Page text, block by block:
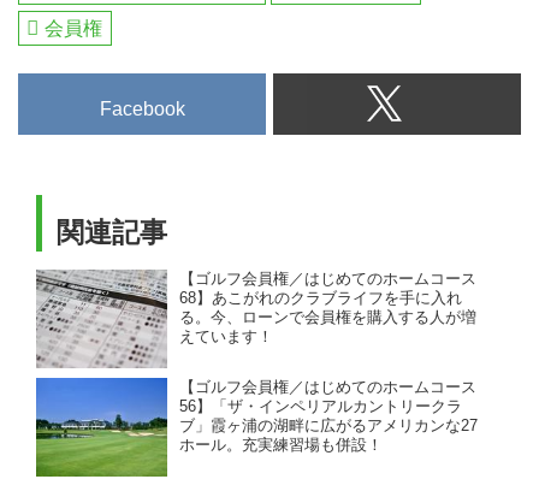
会員権
Facebook
関連記事
【ゴルフ会員権／はじめてのホームコース
68】あこがれのクラブライフを手に入れ
る。今、ローンで会員権を購入する人が増
えています！
【ゴルフ会員権／はじめてのホームコース
56】「ザ・インペリアルカントリークラ
ブ」霞ヶ浦の湖畔に広がるアメリカンな27
ホール。充実練習場も併設！